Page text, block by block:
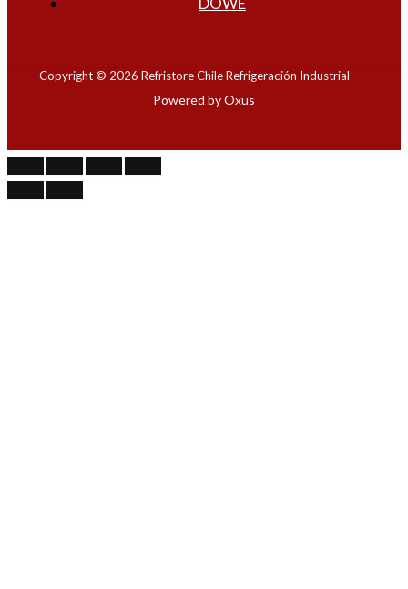
Copyright © 2026 Refristore Chile Refrigeración Industrial
Powered by Oxus